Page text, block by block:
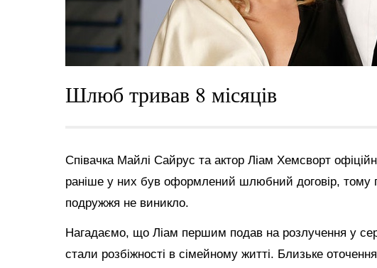
Шлюб тривав 8 місяців
Співачка Майлі Сайрус та актор Ліам Хемсворт
раніше у них був оформлений шлюбний договір, тому
подружжя не виникло.
Нагадаємо, що Ліам першим подав на розлучення у
стали розбіжності в сімейному житті. Близьке